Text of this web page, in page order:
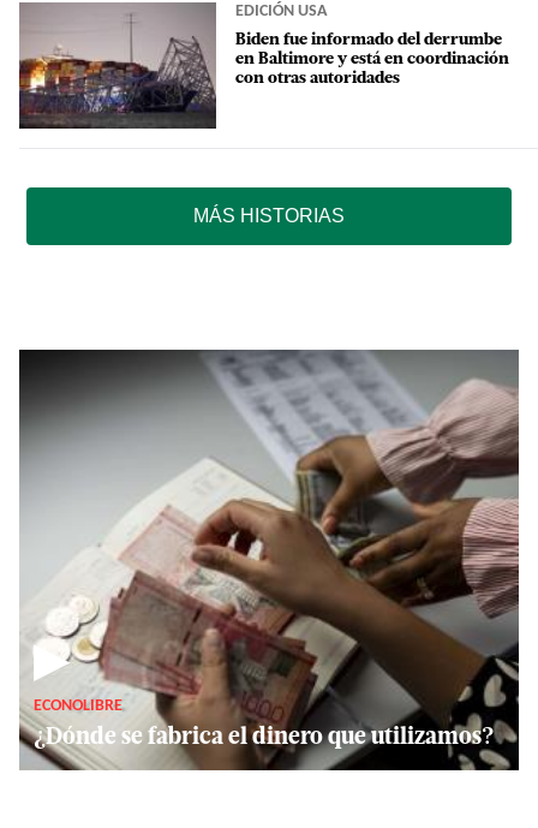
EDICIÓN USA
Biden fue informado del derrumbe
en Baltimore y está en coordinación
con otras autoridades
MÁS HISTORIAS
▶
ECONOLIBRE
¿Dónde se fabrica el dinero que utilizamos?